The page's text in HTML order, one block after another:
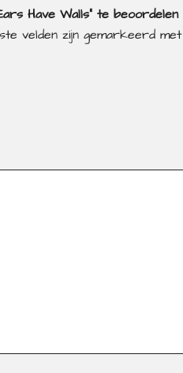
Have Walls” te beoordelen
velden zijn gemarkeerd met